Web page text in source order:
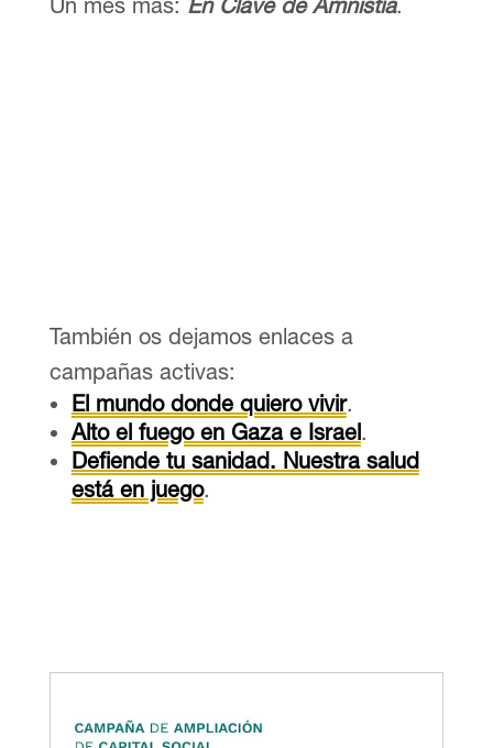
También os dejamos enlaces a
campañas activas:
El mundo donde quiero vivir.
Alto el fuego en Gaza e Israel.
Defiende tu sanidad. Nuestra salud
está en juego.